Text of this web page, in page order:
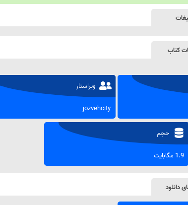
کتاب
ویراستار
jozvehcity
حجم
1.9 مگابایت
دانلود